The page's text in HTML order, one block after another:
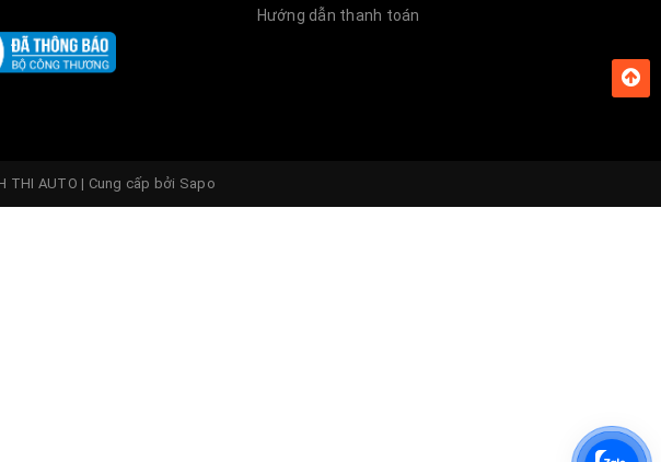
Hướng dẫn thanh toán
THI AUTO | Cung cấp bởi Sapo